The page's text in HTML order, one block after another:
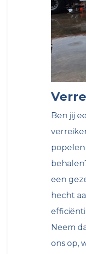
Ben jij
een
hecht
Neem
ons op,